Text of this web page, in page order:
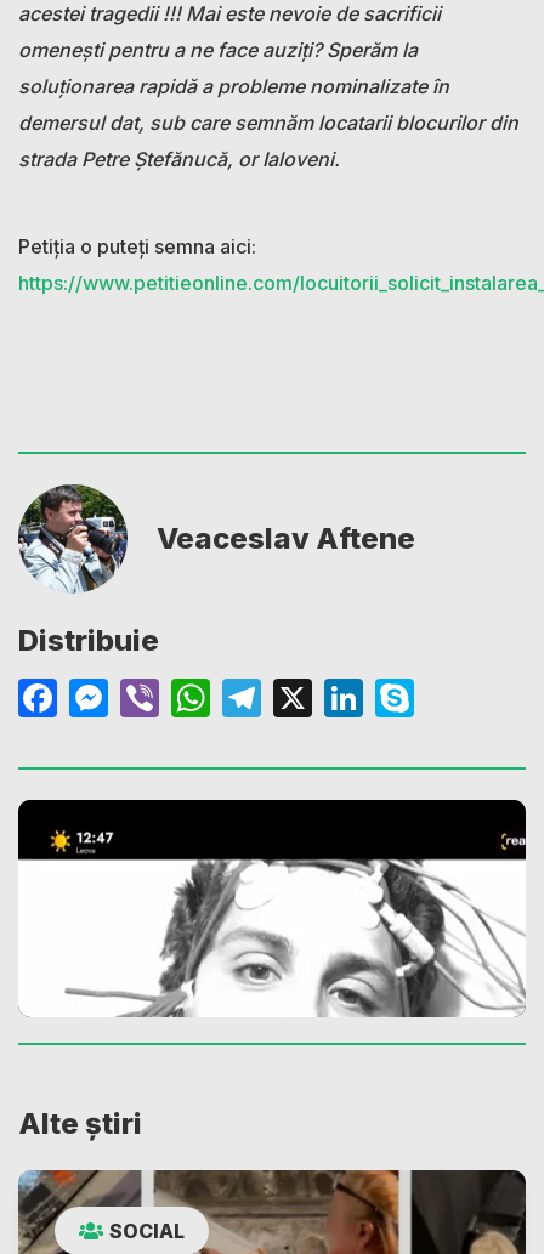
acestei tragedii !!! Mai este nevoie de sacrificii
omenești pentru a ne face auziți? Sperăm la
soluționarea rapidă a probleme nominalizate în
demersul dat, sub care semnăm locatarii blocurilor din
strada Petre Ștefănucă, or Ialoveni.
Petiția o puteți semna aici:
https://www.petitieonline.com/
Veaceslav Aftene
Distribuie
Facebook
Messenger
ViberWhatsApp
Telegram
X LinkedIn
Alte știri
SOCIAL